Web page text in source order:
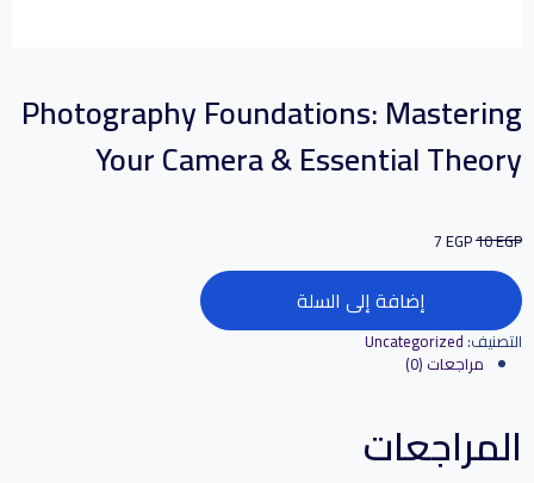
Photography Foundations: Mastering
Your Camera & Essential Theory
10EGP
7EGP
إضافة إلى السلة
التصنيف:Uncategorized
مراجعات (0)
المراجعات